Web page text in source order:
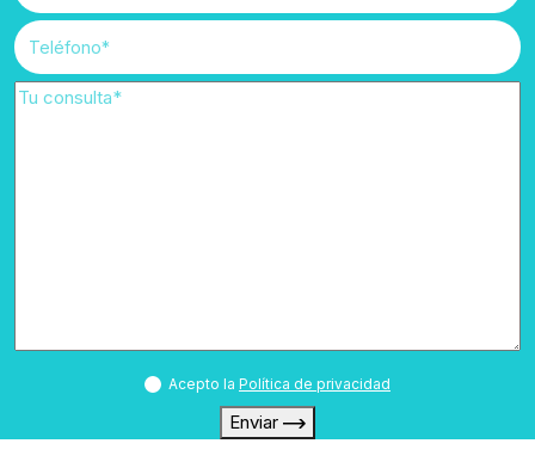
Acepto la Política de privacidad
Enviar